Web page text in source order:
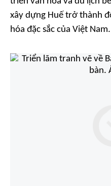
xây dựng Huế trở thành
hóa đặc sắc của Việt Nam.